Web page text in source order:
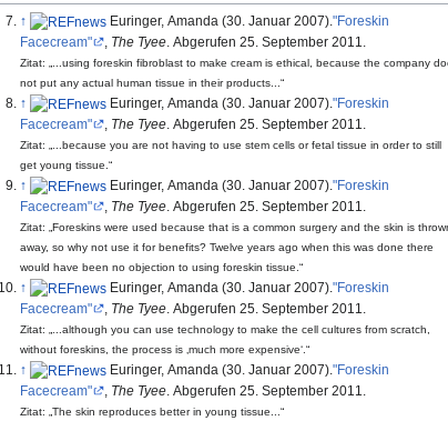
↑ Euringer, Amanda (30. Januar 2007). "Foreskin
Facecream"
, The Tyee. Abgerufen 25. September 2011.
Zitat:
...using foreskin fibroblast to make cream is ethical, because the company
not put any actual human tissue in their products...
↑ Euringer, Amanda (30. Januar 2007). "Foreskin
Facecream"
, The Tyee. Abgerufen 25. September 2011.
Zitat:
...because you are not having to use stem cells or fetal tissue in order to still
get young tissue.
↑ Euringer, Amanda (30. Januar 2007). "Foreskin
Facecream"
, The Tyee. Abgerufen 25. September 2011.
Zitat:
Foreskins were used because that is a common surgery and the skin is
away, so why not use it for benefits? Twelve years ago when this was done there
would have been no objection to using foreskin tissue.
↑ Euringer, Amanda (30. Januar 2007). "Foreskin
Facecream"
, The Tyee. Abgerufen 25. September 2011.
Zitat:
...although you can use technology to make the cell cultures from scratch,
without foreskins, the process is much more expensive .
↑ Euringer, Amanda (30. Januar 2007). "Foreskin
Facecream"
, The Tyee. Abgerufen 25. September 2011.
Zitat: The skin reproduces better in young tissue...